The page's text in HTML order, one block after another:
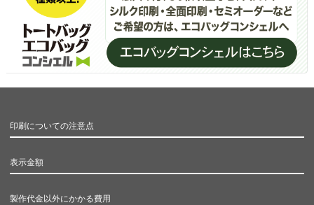
印刷についての注意点
表示金額
製作代金以外にかかる費用